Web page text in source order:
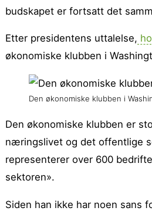
budskapet er fortsatt det
Etter presidentens uttalelse,
økonomiske klubben i
Den økonomiske klubben i
Den økonomiske klubben er
næringslivet og det offentlige
representerer over 600
sektoren».
Siden han ikke har noen sans